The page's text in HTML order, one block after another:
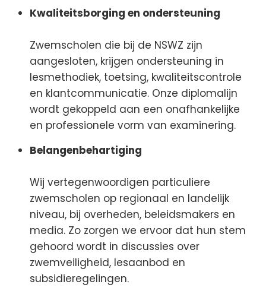
Kwaliteitsborging en ondersteuning
Zwemscholen die bij de NSWZ zijn
aangesloten, krijgen ondersteuning in
lesmethodiek, toetsing, kwaliteitscontrole
en klantcommunicatie. Onze diplomalijn
wordt gekoppeld aan een onafhankelijke
en professionele vorm van examinering.
Belangenbehartiging
Wij vertegenwoordigen particuliere
zwemscholen op regionaal en landelijk
niveau, bij overheden, beleidsmakers en
media. Zo zorgen we ervoor dat hun stem
gehoord wordt in discussies over
zwemveiligheid, lesaanbod en
subsidieregelingen.